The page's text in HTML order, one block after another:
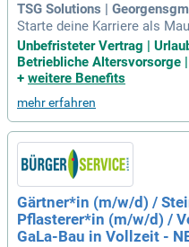
TSG Solutions |
Starte deine Karriere als
einer abgeschlossenen
Erfahrung. Wir bieten einen
beitsplatz in einem
ltszahlung sowie
lmäßigen Schulungs- und
ern deine fachliche
itschaft von Montag bis
jedes Wochenende zu
Umfeld mit hohen
rbeitskleidung, und erlebe
Unbefristeter Vertrag |
Betriebliche Altersvorsorge
+ weitere Benefits
mehr erfahren
Gärtner*in (m/w/d) /
Pflasterer*in (m/w/d) /
GaLa-Bau in Vollzeit -